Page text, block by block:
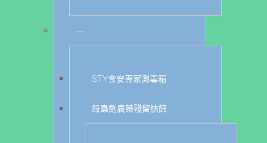
---
STY食安專家測毒箱
殺蟲劑農藥殘留快篩